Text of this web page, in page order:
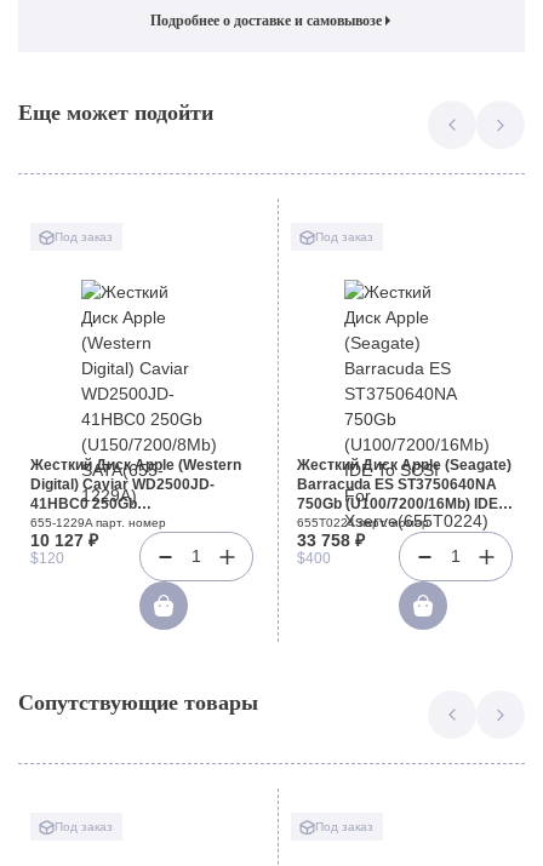
Подробнее о доставке и самовывозе
Еще может подойти
Под заказ
Жесткий Диск Apple (Western
Digital) Caviar WD2500JD-
41HBC0 250Gb
(U150/7200/8Mb) SATA(655-
1229A)
655-1229A парт. номер
10 127 ₽
$120 1
Под заказ
Жесткий Диск Apple (Seagate)
Barracuda ES ST3750640NA
750Gb (U100/7200/16Mb) IDE
To SCSI For Xserve(655T0224)
655T0224 парт. номер
33 758 ₽
$400 1
Сопутствующие товары
Под заказ Под заказ